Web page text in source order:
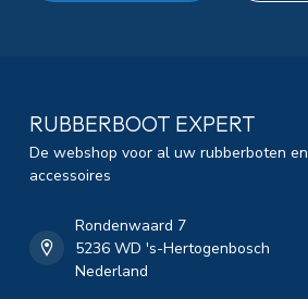
RUBBERBOOT EXPERT
De webshop voor al uw rubberboten en
accessoires
Rondenwaard 7
5236 WD 's-Hertogenbosch
Nederland